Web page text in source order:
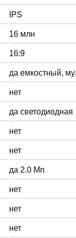
IPS
16 млн
16:9
да емкостный,
нет
да светодиодная
нет
нет
да 2.0 Мп
нет
нет
нет